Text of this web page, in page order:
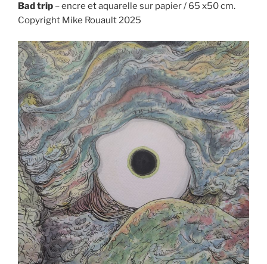
Bad trip – encre et aquarelle sur papier / 65 x50 cm.
Copyright Mike Rouault 2025